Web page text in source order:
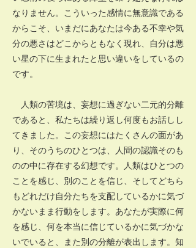
なりません。こういった感情に無意識である
からこそ、いまだにあなたは今ある不幸や気
分の悪さはどこからともなく現れ、自分は悪
い星の下に生まれたと思い違いをしているの
です。
人類の苦境は、妄想に過ぎない二元的分離
であると、私たちは繰り返し何度もお話しし
てきました。この妄想にはたくさんの面があ
り、そのうちのひとつは、人間の認識そのも
のの中に存在する幻想です。人類はひとつの
ことを感じ、別のことを信じ、そしてどちら
もどれだけ自分たちを支配しているかに気づ
かないまま行動をします。あなたが実際に何
を感じ、何を本当に信じているかに気づかな
いでいると、また別の分離が表出します。知